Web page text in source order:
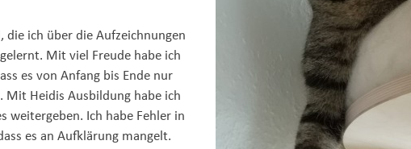
ich über die Aufzeichnungen
Mit viel Freude habe ich
es von Anfang bis Ende nur
Mit Heidis Ausbildung habe ich
weitergeben. Ich habe Fehler in
es an Aufklärung mangelt.